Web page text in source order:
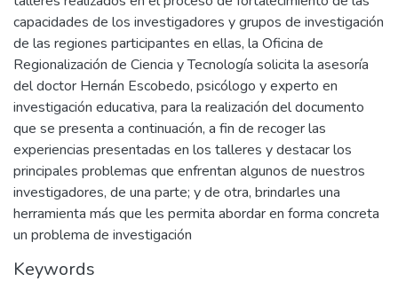
capacidades de los investigadores y grupos de investigación
de las regiones participantes en ellas, la Oficina de
Regionalización de Ciencia y Tecnología solicita la asesoría
del doctor Hernán Escobedo, psicólogo y experto en
investigación educativa, para la realización del documento
que se presenta a continuación, a fin de recoger las
experiencias presentadas en los talleres y destacar los
principales problemas que enfrentan algunos de nuestros
investigadores, de una parte; y de otra, brindarles una
herramienta más que les permita abordar en forma concreta
un problema de investigación
Keywords